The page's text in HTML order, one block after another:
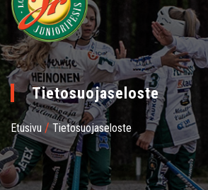
Tietosuojaseloste
Etusivu / Tietosuojaseloste